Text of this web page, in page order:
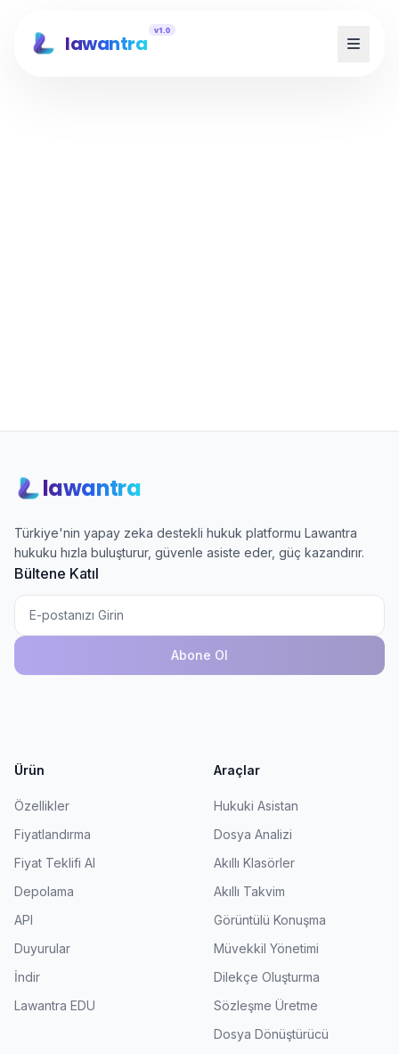
lawantra
v1.0
lawantra
Türkiye'nin yapay zeka destekli hukuk platformu Lawantra
hukuku hızla buluşturur, güvenle asiste eder, güç kazandırır.
Bültene Katıl
Abone Ol
Ürün
Özellikler
Fiyatlandırma
Fiyat Teklifi Al
Depolama
API
Duyurular
İndir
Lawantra EDU
Araçlar
Hukuki Asistan
Dosya Analizi
Akıllı Klasörler
Akıllı Takvim
Görüntülü Konuşma
Müvekkil Yönetimi
Dilekçe Oluşturma
Sözleşme Üretme
Dosya Dönüştürücü